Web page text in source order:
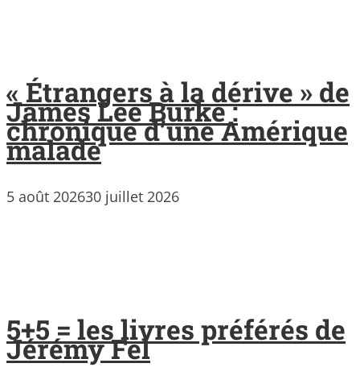
« Étrangers à la dérive » de
James Lee Burke :
chronique d’une Amérique
malade
5 août 202630 juillet 2026
5+5 = les livres préférés de
Jérémy Fel